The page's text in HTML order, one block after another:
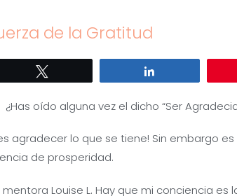
de la Gratitud
¿Has oído alguna vez el dicho “Ser
agradecer lo que se tiene! Sin embargo
de prosperidad.
Louise L. Hay que mi conciencia es